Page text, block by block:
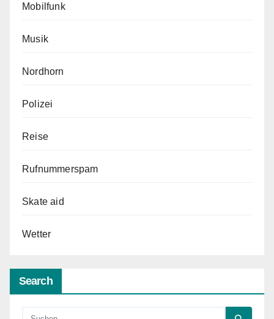
Mobilfunk
Musik
Nordhorn
Polizei
Reise
Rufnummerspam
Skate aid
Wetter
Search